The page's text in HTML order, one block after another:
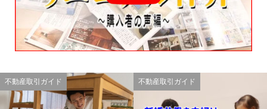
不動産取引ガイド 不動産取引ガイド